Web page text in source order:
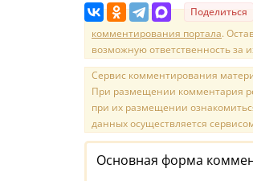
Поделиться
комментирования портала.
возможную ответственность за
Сервис комментирования
При размещении комментария
при их размещении
данных осуществляется
Основная форма